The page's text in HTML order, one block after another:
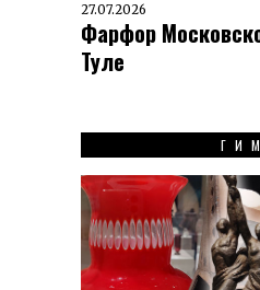
27.07.2026
Фарфор
Туле
ГИМ